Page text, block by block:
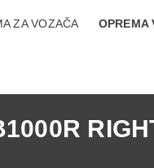
ZA VOZAČA OPREMA